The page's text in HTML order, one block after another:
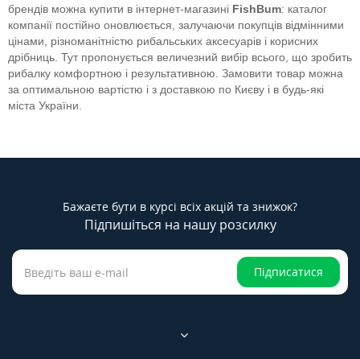
брендів можна купити в інтернет-магазині FishBum: каталог
компанії постійно оновлюється, залучаючи покупців відмінними
цінами, різноманітністю рибальських аксесуарів і корисних
дрібниць. Тут пропонується величезний вибір всього, що зробить
рибалку комфортною і результативною. Замовити товар можна
за оптимальною вартістю і з доставкою по Києву і в будь-які
міста України.
Бажаєте бути в курсі всіх акцій та знижок?
Підпишіться на нашу розсилку
Підписатися